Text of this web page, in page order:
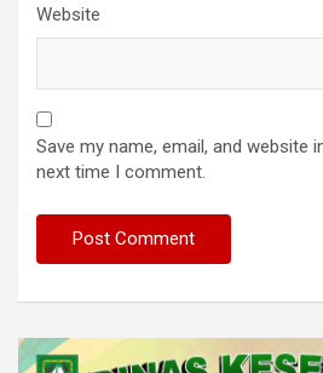
Website
Save my name, email, and website
next time I comment.